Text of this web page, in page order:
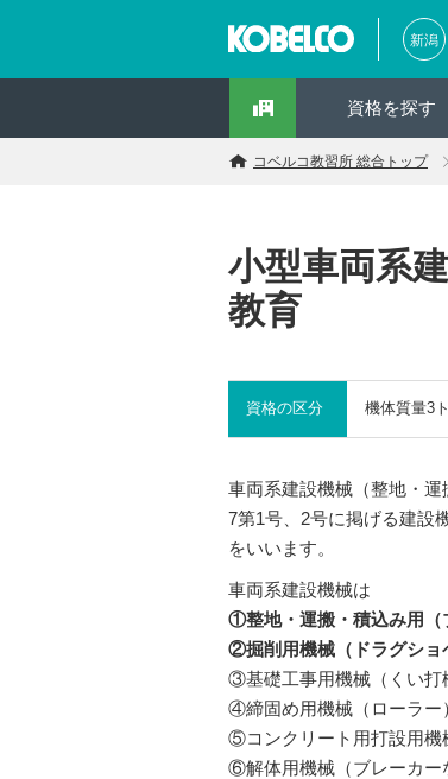
新潟
資格を探す
コベルコ教習所 総合トップ
小型車両系
教育
資格の区分 機体質量3
車両系建設機械（整地・
7第1号、2号に掲げる建設
をいいます。
車両系建設機械は
①整地・運搬・積込み用（
②掘削用機械（ドラグショ
③基礎工事用機械（くい打
④締固め用機械（ローラー
⑤コンクリート用打設用機
⑥解体用機械（ブレーカー